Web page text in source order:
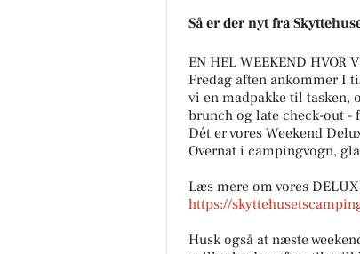
Så er der nyt fra
EN HEL WEEKEND HVOR
Fredag aften ankommer I
vi en madpakke til tasken,
brunch og late check-out -
Dét er vores Weekend
Overnat i campingvogn,
Læs mere om vores
https://
Husk også at næste